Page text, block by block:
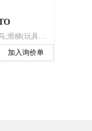
【28类】摇摆木马;滑梯(玩具);玩具;积木(玩具);盖房玩具;多米诺骨牌;玩具手枪;拨浪鼓(玩具);室内游戏玩具;滑板车(玩具);玩具风铃;玩具熊;长毛绒玩具;玩具车;拼图玩具;遥控玩具汽车;填充玩具;玩具模型;玩具无人机;玩具机器人;婴儿健身架;带安抚巾的毛绒玩具;幼儿用三轮脚踏车(玩具);游泳池充气漂浮物;玩具汽车;智能玩具;模型飞机材料;玩具手表;电子永动器(永磁摆动玩具);游泳池(娱乐用品);塑胶跑道
加入询价单